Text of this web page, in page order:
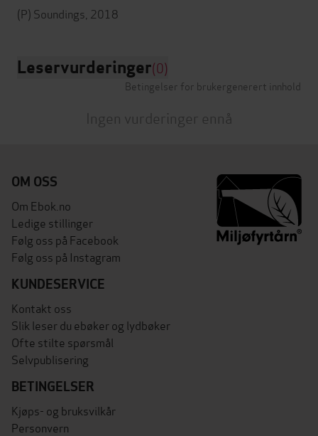
Leservurderinger(0)
Betingelser for brukergenerert innhold
Ingen vurderinger ennå
OM OSS
Om Ebok.no
Ledige stillinger
Følg oss på Facebook
Følg oss på Instagram
KUNDESERVICE
Kontakt oss
Slik leser du ebøker og lydbøker
Ofte stilte spørsmål
Selvpublisering
BETINGELSER
Kjøps- og bruksvilkår
Personvern